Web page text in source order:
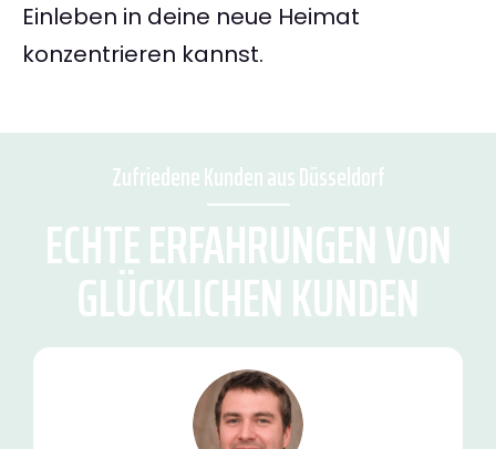
Einleben in deine neue Heimat
konzentrieren kannst.
Zufriedene Kunden aus Düsseldorf
ECHTE ERFAHRUNGEN VON
GLÜCKLICHEN KUNDEN